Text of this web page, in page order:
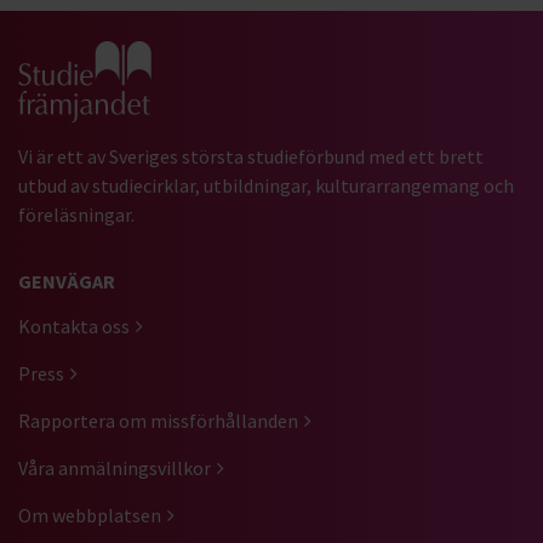
Gå till studiefrämjandets startsida
Vi är ett av Sveriges största studieförbund med ett brett
utbud av studiecirklar, utbildningar, kulturarrangemang och
föreläsningar.
GENVÄGAR
Kontakta oss
Press
Rapportera om missförhållanden
Våra anmälningsvillkor
Om webbplatsen